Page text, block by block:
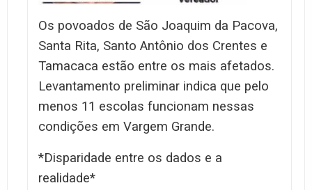
Os povoados de São Joaquim da Pacova,
Santa Rita, Santo Antônio dos Crentes e
Tamacaca estão entre os mais afetados.
Levantamento preliminar indica que pelo
menos 11 escolas funcionam nessas
condições em Vargem Grande.
*Disparidade entre os dados e a
realidade*